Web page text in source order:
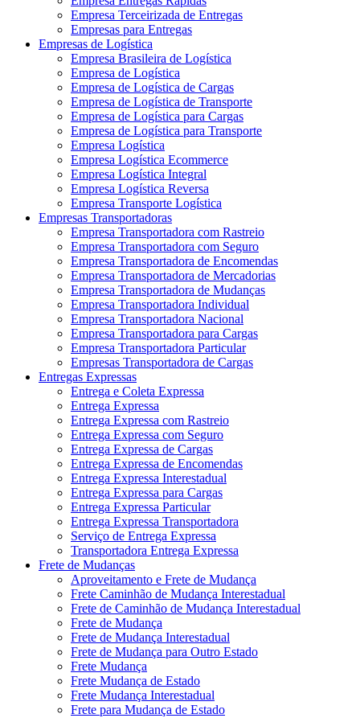
Empresa Terceirizada de Entregas
Empresas para Entregas
Empresas de Logística
Empresa Brasileira de Logística
Empresa de Logística
Empresa de Logística de Cargas
Empresa de Logística de Transporte
Empresa de Logística para Cargas
Empresa de Logística para Transporte
Empresa Logística
Empresa Logística Ecommerce
Empresa Logística Integral
Empresa Logística Reversa
Empresa Transporte Logística
Empresas Transportadoras
Empresa Transportadora com Rastreio
Empresa Transportadora com Seguro
Empresa Transportadora de Encomendas
Empresa Transportadora de Mercadorias
Empresa Transportadora de Mudanças
Empresa Transportadora Individual
Empresa Transportadora Nacional
Empresa Transportadora para Cargas
Empresa Transportadora Particular
Empresas Transportadora de Cargas
Entregas Expressas
Entrega e Coleta Expressa
Entrega Expressa
Entrega Expressa com Rastreio
Entrega Expressa com Seguro
Entrega Expressa de Cargas
Entrega Expressa de Encomendas
Entrega Expressa Interestadual
Entrega Expressa para Cargas
Entrega Expressa Particular
Entrega Expressa Transportadora
Serviço de Entrega Expressa
Transportadora Entrega Expressa
Frete de Mudanças
Aproveitamento e Frete de Mudança
Frete Caminhão de Mudança Interestadual
Frete de Caminhão de Mudança Interestadual
Frete de Mudança
Frete de Mudança Interestadual
Frete de Mudança para Outro Estado
Frete Mudança
Frete Mudança de Estado
Frete Mudança Interestadual
Frete para Mudança de Estado